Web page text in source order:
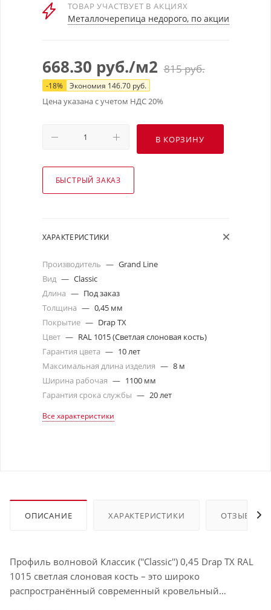
ТОВАР УЧАСТВУЕТ В АКЦИЯХ
Металлочерепица недорого, по акции
668.30 руб./м2 815руб.
-18% Экономия 146.70руб.
Цена указана с учетом НДС 20%
В КОРЗИНУ
БЫСТРЫЙ ЗАКАЗ
ХАРАКТЕРИСТИКИ
Производитель — Grand Line
Вид — Classic
Длина — Под заказ
Толщина — 0,45 мм
Покрытие — Drap TX
Цвет — RAL 1015 (Светлая слоновая кость)
Гарантия цвета — 10 лет
Максимальная длина изделия — 8 м
Ширина рабочая — 1100 мм
Гарантия срока службы — 20 лет
Все характеристики
ОПИСАНИЕ ХАРАКТЕРИСТИКИ ОТЗЫВЫ
Профиль волновой Классик (''Classic'') 0,45 Drap TX RAL
1015 светлая слоновая кость – это широко
распространённый современный кровельный